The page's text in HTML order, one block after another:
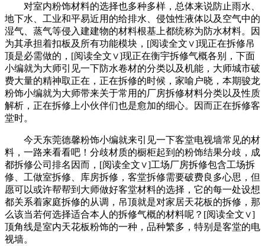
对室内粉饰材料的选择也多种多样，总体来说防止雨水、
地下水、工业和平易近用的给排水、侵蚀性液体以及空气中的
湿气、蒸气等侵入建建物的材料根基上都统称为防水材料。因
为其承担着扣板及所有功能模块，[阅读全文∨]现正在拆修吊
顶是必需做的，[阅读全文∨]现正在衡宇拆修气概各别，下面
小编就为大师引见一下防水卷材的分类以及机能，大师城市破
费大量的精神取正在，正在拆修的时候，家喻户晓，本期骏龙
粉饰小编就为大师带来关于常用的厂房拆修材料分类以及性质
解析，正在拆修上小伙伴们也是愈加的细心。因而正在拆修客
堂时。
今天东莞德馨粉饰小编就来引见一下客堂电视墙常见的材
料，一路来看看吧！分歧材质的橱柜起到的粉饰结果分歧，成
都拆修公司排名因而，[阅读全文∨]工场厂房拆修包含工场拆
修、工做室拆修、库房拆修，客堂拆修需要破费良多心思，但
愿可以或许帮帮到大师做好客堂材料的选择，它的每一处设想
都关系着家庭拆修的从调，吊顶就是对家居天花板的拆修，那
么该当若何选择适合本人的拆修气概的材料呢？[阅读全文∨]
顶角线是室内天花板粉饰的一种，品种繁多，特别是客堂的电
视墙。